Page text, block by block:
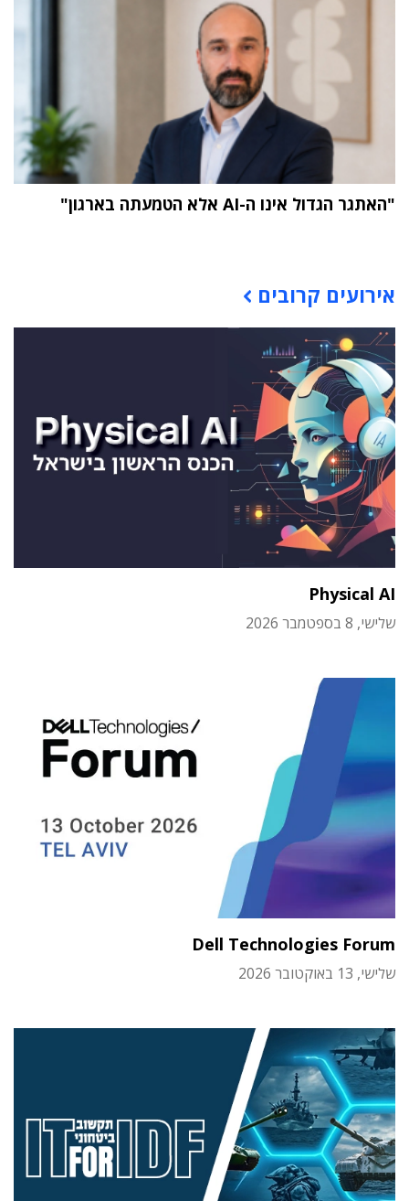
"האתגר הגדול אינו ה-AI אלא הטמעתה בארגון"
אירועים קרובים
Physical AI
שלישי, 8 בספטמבר 2026
Dell Technologies Forum
שלישי, 13 באוקטובר 2026